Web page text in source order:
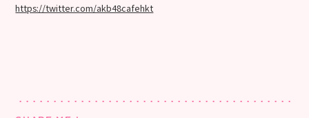
https://twitter.com/akb48cafehkt